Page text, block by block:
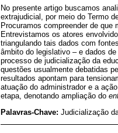
No presente artigo buscamos
extrajudicial, por meio do Termo
Procuramos compreender de
Entrevistamos os atores
triangulando tais dados com
âmbito do legislativo – e dados
processo de judicialização da
questões usualmente debatidas
resultados apontam para
atuação do administrador e a
etapa, denotando ampliação do
Palavras-Chave: Judicialização